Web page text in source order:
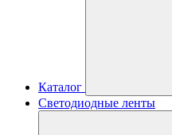
Каталог
Светодиодные ленты